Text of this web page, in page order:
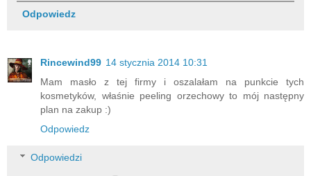
Odpowiedz
Rincewind99 14 stycznia 2014 10:31
Mam masło z tej firmy i oszalałam na punkcie tych
kosmetyków, właśnie peeling orzechowy to mój następny
plan na zakup :)
Odpowiedz
Odpowiedzi